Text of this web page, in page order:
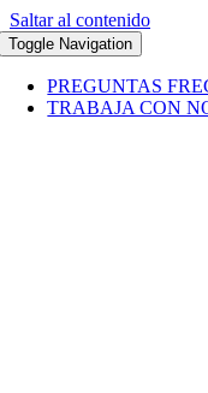
Saltar al contenido
Toggle Navigation
PREGUNTAS
TRABAJA CON